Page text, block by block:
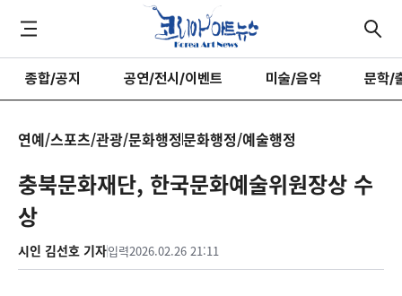
종합/공지 공연/전시/이벤트 미술/음악 문학/
연예/스포츠/관광/문화행정문화행정/예술행정
충북문화재단, 한국문화예술위원장상 수
상
시인 김선호 기자입력2026.02.26 21:11